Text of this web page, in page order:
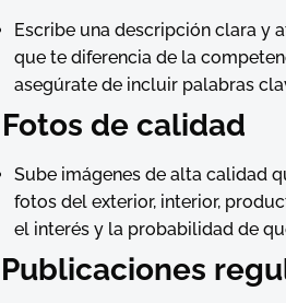
Escribe una descripción clara y
que te diferencia de la
asegúrate de incluir palabras
Fotos de calidad
Sube imágenes de alta calidad
fotos del exterior, interior,
el interés y la probabilidad de
Publicaciones